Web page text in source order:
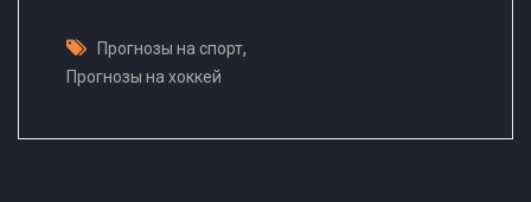
Прогнозы на спорт,
Прогнозы на хоккей